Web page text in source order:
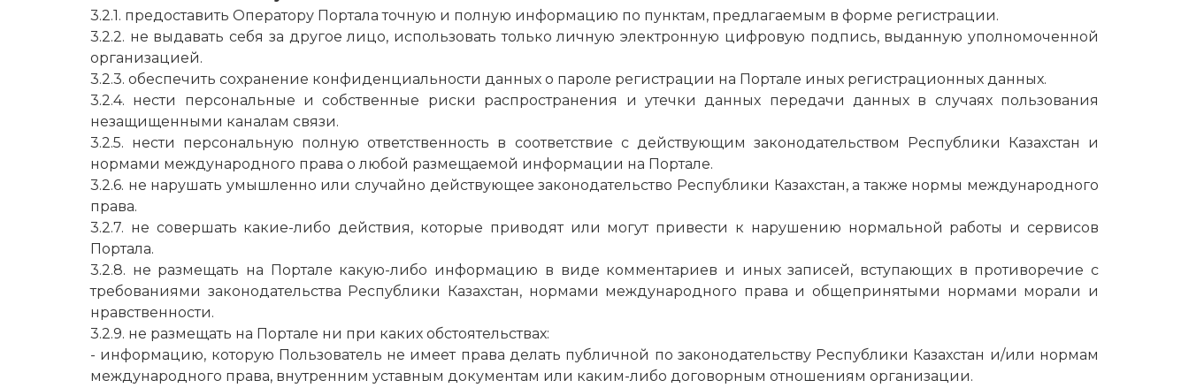
3.2.1. предоставить Оператору Портала точную и полную информацию по пунктам, предлагаемым в форме регистрации.
3.2.2. не выдавать себя за другое лицо, использовать только личную электронную цифровую подпись, выданную уполномоченной
организацией.
3.2.3. обеспечить сохранение конфиденциальности данных о пароле регистрации на Портале иных регистрационных данных.
3.2.4. нести персональные и собственные риски распространения и утечки данных передачи данных в случаях пользования
незащищенными каналам связи.
3.2.5. нести персональную полную ответственность в соответствие с действующим законодательством Республики Казахстан и
нормами международного права о любой размещаемой информации на Портале.
3.2.6. не нарушать умышленно или случайно действующее законодательство Республики Казахстан, а также нормы международного
права.
3.2.7. не совершать какие-либо действия, которые приводят или могут привести к нарушению нормальной работы и сервисов
Портала.
3.2.8. не размещать на Портале какую-либо информацию в виде комментариев и иных записей, вступающих в противоречие с
требованиями законодательства Республики Казахстан, нормами международного права и общепринятыми нормами морали и
нравственности.
3.2.9. не размещать на Портале ни при каких обстоятельствах:
- информацию, которую Пользователь не имеет права делать публичной по законодательству Республики Казахстан и/или нормам
международного права, внутренним уставным документам или каким-либо договорным отношениям организации.